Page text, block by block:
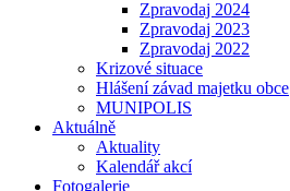
Zpravodaj 2024
Zpravodaj 2023
Zpravodaj 2022
Krizové situace
Hlášení závad majetku obce
MUNIPOLIS
Aktuálně
Aktuality
Kalendář akcí
Fotogalerie